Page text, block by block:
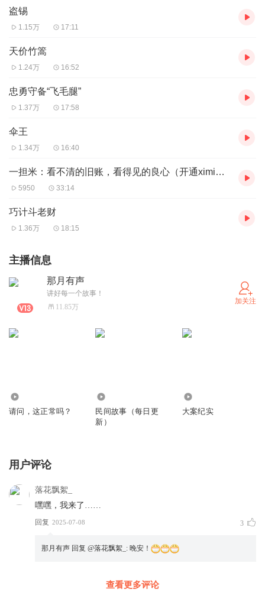
盗锡
1.15万 17:11
天价竹篙
1.24万 16:52
忠勇守备“飞毛腿”
1.37万 17:58
伞王
1.34万 16:40
一担米：看不清的旧账，看得见的良心（开通ximi团可免费收听）
5950 33:14
巧计斗老财
1.36万 18:15
主播信息
那月有声
讲好每一个故事！
11.85万
加关注
请问，这正常吗？
民间故事（每日更
新）
大案纪实
用户评论
落花飘絮_
嘿嘿，我来了……
回复 2025-07-08 3
那月有声 回复 @落花飘絮_ : 晚安！
查看更多评论